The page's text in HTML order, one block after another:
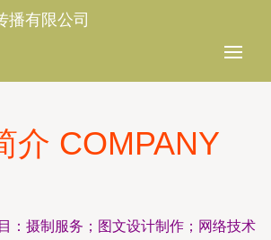
播有限公司
介 COMPANY
：摄制服务；图文设计制作；网络技术